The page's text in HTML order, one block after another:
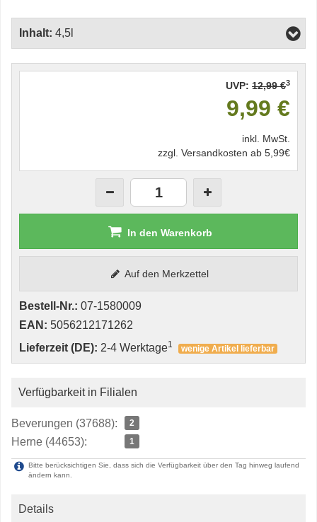
Inhalt: 4,5l
UVP: 12,99 €3
9,99 €
inkl. MwSt.
zzgl. Versandkosten ab 5,99€
In den Warenkorb
Auf den Merkzettel
Bestell-Nr.: 07-1580009
EAN: 5056212171262
Lieferzeit (DE): 2-4 Werktage1 wenige Artikel lieferbar
Verfügbarkeit in Filialen
Beverungen (37688): 2
Herne (44653): 1
Bitte berücksichtigen Sie, dass sich die Verfügbarkeit über den Tag hinweg laufend
ändern kann.
Details